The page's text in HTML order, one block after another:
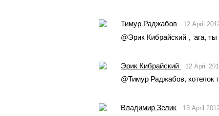
Тимур Раджабов 12 April
@Эрик Кибрайский ,  ага,
Эрик Кибрайский 12 April
@Тимур Раджабов, котелок
Владимир Зелик 13 April